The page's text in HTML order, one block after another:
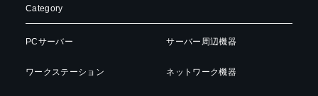
Category
PCサーバー
ワークステーション
サーバー周辺機器
ネットワーク機器